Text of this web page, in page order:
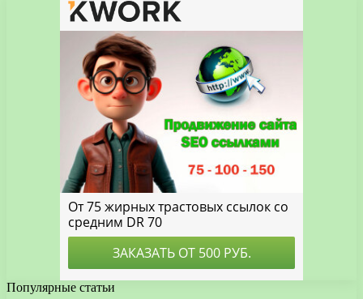
Популярные статьи